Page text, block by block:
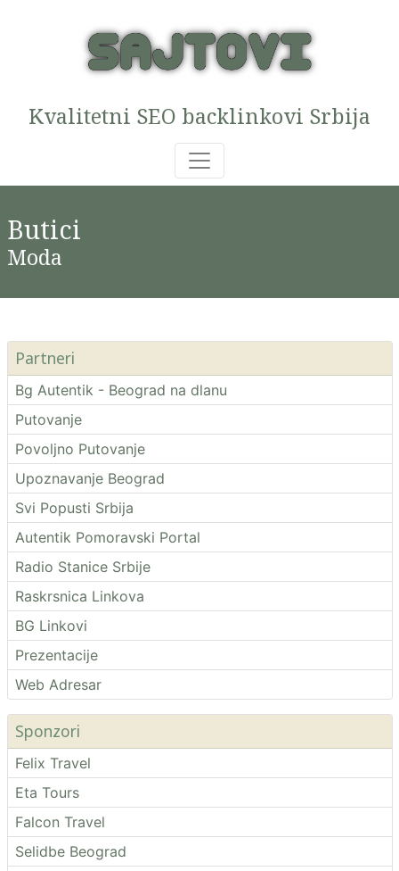
Kvalitetni SEO backlinkovi Srbija
Butici
Moda
Partneri
Bg Autentik - Beograd na dlanu
Putovanje
Povoljno Putovanje
Upoznavanje Beograd
Svi Popusti Srbija
Autentik Pomoravski Portal
Radio Stanice Srbije
Raskrsnica Linkova
BG Linkovi
Prezentacije
Web Adresar
Sponzori
Felix Travel
Eta Tours
Falcon Travel
Selidbe Beograd